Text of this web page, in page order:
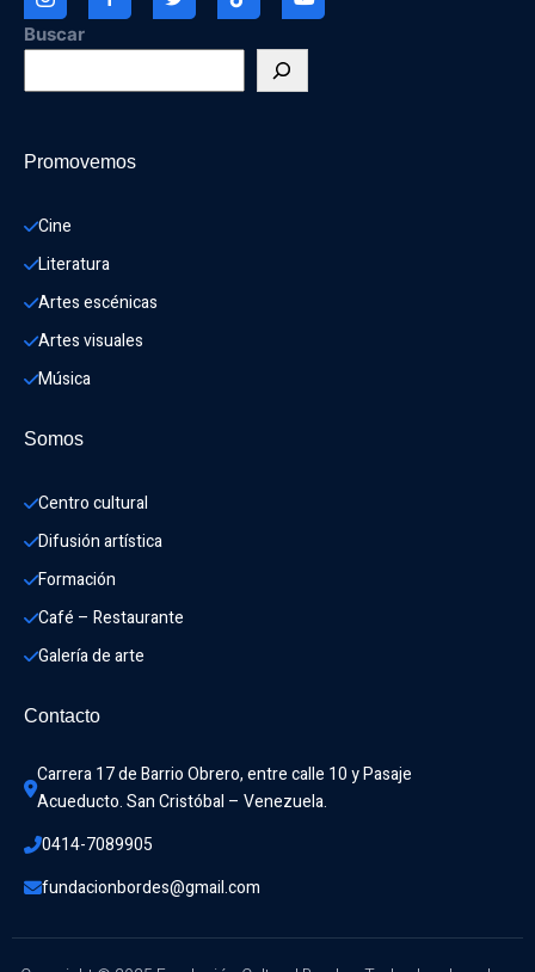
Buscar
Promovemos
Cine
Literatura
Artes escénicas
Artes visuales
Música
Somos
Centro cultural
Difusión artística
Formación
Café – Restaurante
Galería de arte
Contacto
Carrera 17 de Barrio Obrero, entre calle 10 y Pasaje
Acueducto. San Cristóbal – Venezuela.
0414-7089905
fundacionbordes@gmail.com